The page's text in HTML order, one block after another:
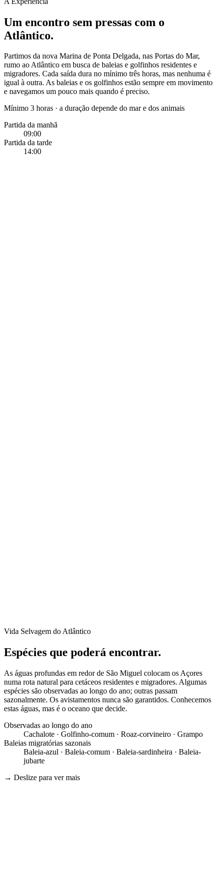
Um encontro sem pressas com o
Atlântico.
Partimos da nova Marina de Ponta Delgada, nas Portas do Mar,
rumo ao Atlântico em busca de baleias e golfinhos residentes e
migradores. Cada saída dura no mínimo três horas, mas nenhuma é
igual à outra. As baleias e os golfinhos estão sempre em movimento
e navegamos um pouco mais quando é preciso.
Mínimo 3 horas · a duração depende do mar e dos animais
Partida da manhã
09:00
Partida da tarde
14:00
Vida Selvagem do Atlântico
Espécies que poderá encontrar.
As águas profundas em redor de São Miguel colocam os Açores
numa rota natural para cetáceos residentes e migradores. Algumas
espécies são observadas ao longo do ano; outras passam
sazonalmente. Os avistamentos nunca são garantidos. Conhecemos
estas águas, mas é o oceano que decide.
Observadas ao longo do ano
Cachalote · Golfinho-comum · Roaz-corvineiro · Grampo
Baleias migratórias sazonais
Baleia-azul · Baleia-comum · Baleia-sardinheira · Baleia-
jubarte
→ Deslize para ver mais